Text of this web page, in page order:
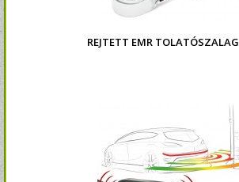
REJTETT EMR TOLATÓSZALAG